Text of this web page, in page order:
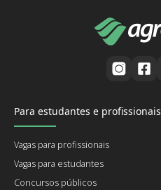
Para estudantes e profissionais
Vagas para profissionais
Vagas para estudantes
Concursos públicos